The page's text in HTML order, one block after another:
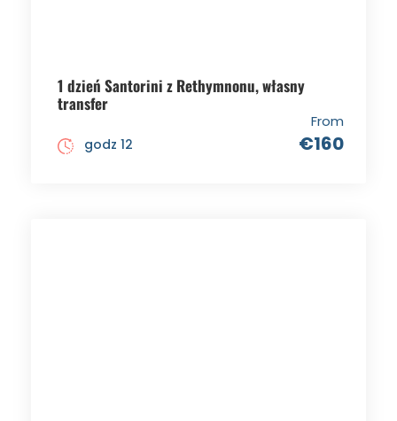
1 dzień Santorini z Rethymnonu, własny
transfer
From
€160
godz 12